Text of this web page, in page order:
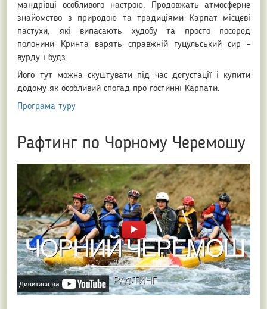
мандрівці особливого настрою. Продовжать атмосферне
знайомство з природою та традиціями Карпат місцеві
пастухи, які випасають худобу та просто посеред
полонини Кринта варять справжній гуцульський сир -
вурду і будз.
Його тут можна скуштувати під час дегустації і купити
додому як особливий спогад про гостинні Карпати.
Програма туру
Рафтинг по Чорному Черемошу